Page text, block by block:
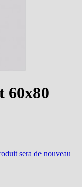
60x80
sera de nouveau